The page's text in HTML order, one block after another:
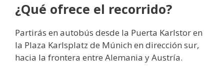
¿Qué ofrece el recorrido?
Partirás en autobús desde la Puerta Karlstor en
la Plaza Karlsplatz de Múnich en dirección sur,
hacia la frontera entre Alemania y Austría.